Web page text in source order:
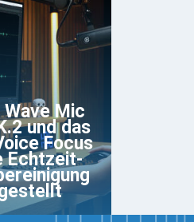
Mic
und das
Focus
Echtzeit-